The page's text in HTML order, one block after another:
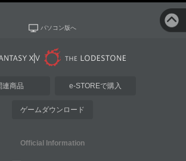
パソコン版へ
連商品 e-STOREで購入
ゲームダウンロード
Official Information